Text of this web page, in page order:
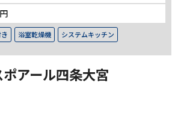
浴室乾燥機 システムキッチン
ポアール四条大宮